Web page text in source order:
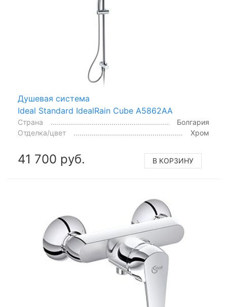
Душевая система
Ideal Standard IdealRain Cube A5862AA
Страна
Болгария
Отделка/цвет
Хром
41 700 руб. В КОРЗИНУ